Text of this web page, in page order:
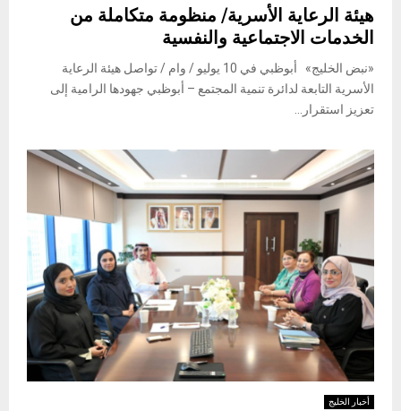
هيئة الرعاية الأسرية/ منظومة متكاملة من
الخدمات الاجتماعية والنفسية
«نبض الخليج» أبوظبي في 10 يوليو / وام / تواصل هيئة الرعاية
الأسرية التابعة لدائرة تنمية المجتمع – أبوظبي جهودها الرامية إلى
تعزيز استقرار...
أخبار الخليج